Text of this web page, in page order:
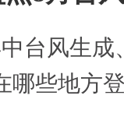
台风生
哪些地方